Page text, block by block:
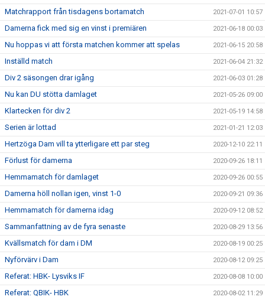
Matchrapport från tisdagens bortamatch 2021-07-01 10:57
Damerna fick med sig en vinst i premiären 2021-06-18 00:03
Nu hoppas vi att första matchen kommer att spelas 2021-06-15 20:58
Inställd match 2021-06-04 21:32
Div 2 säsongen drar igång 2021-06-03 01:28
Nu kan DU stötta damlaget 2021-05-26 09:00
Klartecken för div 2 2021-05-19 14:58
Serien är lottad 2021-01-21 12:03
Hertzöga Dam vill ta ytterligare ett par steg 2020-12-10 22:11
Förlust för damerna 2020-09-26 18:11
Hemmamatch för damlaget 2020-09-26 00:55
Damerna höll nollan igen, vinst 1-0 2020-09-21 09:36
Hemmamatch för damerna idag 2020-09-12 08:52
Sammanfattning av de fyra senaste 2020-08-29 13:56
Kvällsmatch för dam i DM 2020-08-19 00:25
Nyförvärv i Dam 2020-08-12 09:25
Referat: HBK- Lysviks IF 2020-08-08 10:00
Referat: QBIK- HBK 2020-08-02 11:29